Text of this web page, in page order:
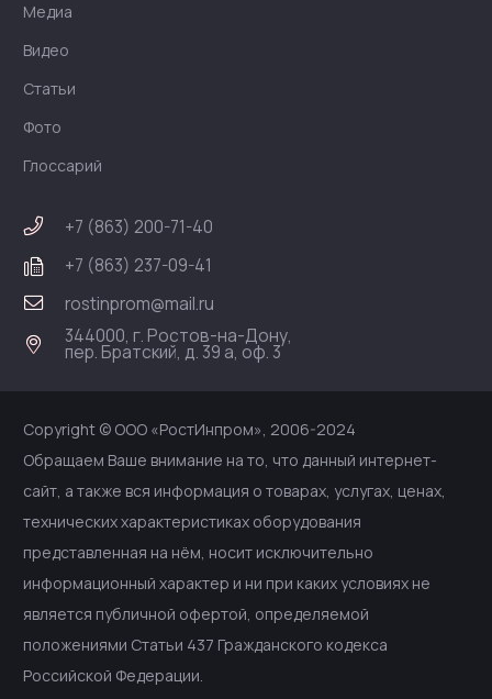
Медиа
Видео
Статьи
Фото
Глоссарий
+7 (863) 200-71-40
+7 (863) 237-09-41
rostinprom@mail.ru
344000, г. Ростов-на-Дону,
пер. Братский, д. 39 а, оф. 3
Copyright © ООО «РостИнпром», 2006-2024
Обращаем Ваше внимание на то, что данный интернет-
сайт, а также вся информация о товарах, услугах, ценах,
технических характеристиках оборудования
представленная на нём, носит исключительно
информационный характер и ни при каких условиях не
является публичной офертой, определяемой
положениями Статьи 437 Гражданского кодекса
Российской Федерации.